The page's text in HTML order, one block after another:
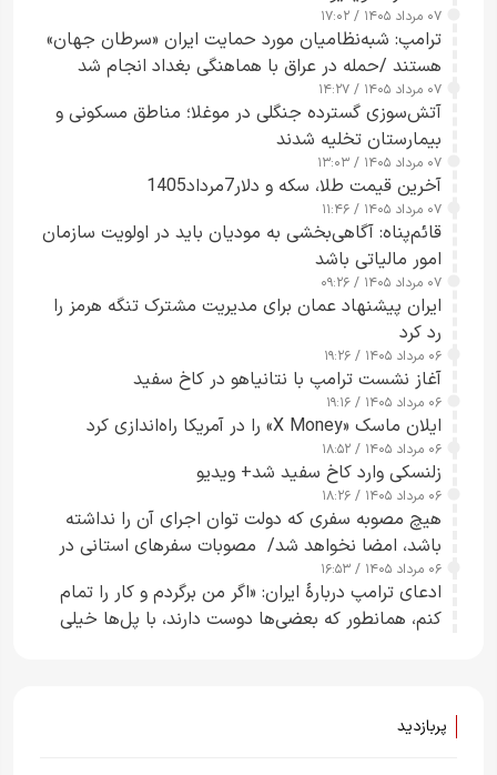
۰۷ مرداد ۱۴۰۵ / ۱۷:۰۲
ترامپ: شبه‌نظامیان مورد حمایت ایران «سرطان جهان»
هستند /حمله در عراق با هماهنگی بغداد انجام شد
۰۷ مرداد ۱۴۰۵ / ۱۴:۲۷
آتش‌سوزی گسترده جنگلی در موغلا؛ مناطق مسکونی و
بیمارستان تخلیه شدند
۰۷ مرداد ۱۴۰۵ / ۱۳:۰۳
آخرین قیمت طلا، سکه و دلار7مرداد1405
۰۷ مرداد ۱۴۰۵ / ۱۱:۴۶
قائم‌پناه: آگاهی‌بخشی به مودیان باید در اولویت سازمان
امور مالیاتی باشد
۰۷ مرداد ۱۴۰۵ / ۰۹:۲۶
ایران پیشنهاد عمان برای مدیریت مشترک تنگه هرمز را
رد کرد
۰۶ مرداد ۱۴۰۵ / ۱۹:۲۶
آغاز نشست ترامپ با نتانیاهو در کاخ سفید
۰۶ مرداد ۱۴۰۵ / ۱۹:۱۶
ایلان ماسک «X Money» را در آمریکا راه‌اندازی کرد
۰۶ مرداد ۱۴۰۵ / ۱۸:۵۲
زلنسکی وارد کاخ سفید شد+ ویدیو
۰۶ مرداد ۱۴۰۵ / ۱۸:۲۶
هیچ مصوبه سفری که دولت توان اجرای آن را نداشته
باشد، امضا نخواهد شد/ مصوبات سفرهای استانی در
چارچوب قانون بودجه است+ عکس
۰۶ مرداد ۱۴۰۵ / ۱۶:۵۳
ادعای ترامپ دربارهٔ ایران: «اگر من برگردم و کار را تمام
کنم، همانطور که بعضی‌ها دوست دارند، با پل‌ها خیلی
پربازدید